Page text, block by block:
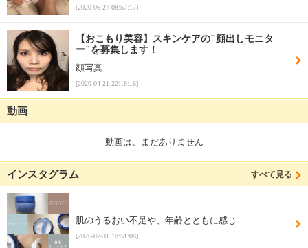
[2020-06-27 08:57:17]
【おこもり美容】スキンケアの"顔出しモニタ
ー"を募集します！
顔写真
[2020-04-21 22:18:16]
動画
動画は、まだありません
インスタグラム すべて見る
肌のうるおい不足や、年齢とともに感じ…
[2026-07-31 18:51:08]